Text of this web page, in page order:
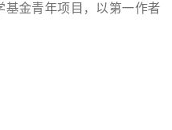
基金青年项目，以第一作者